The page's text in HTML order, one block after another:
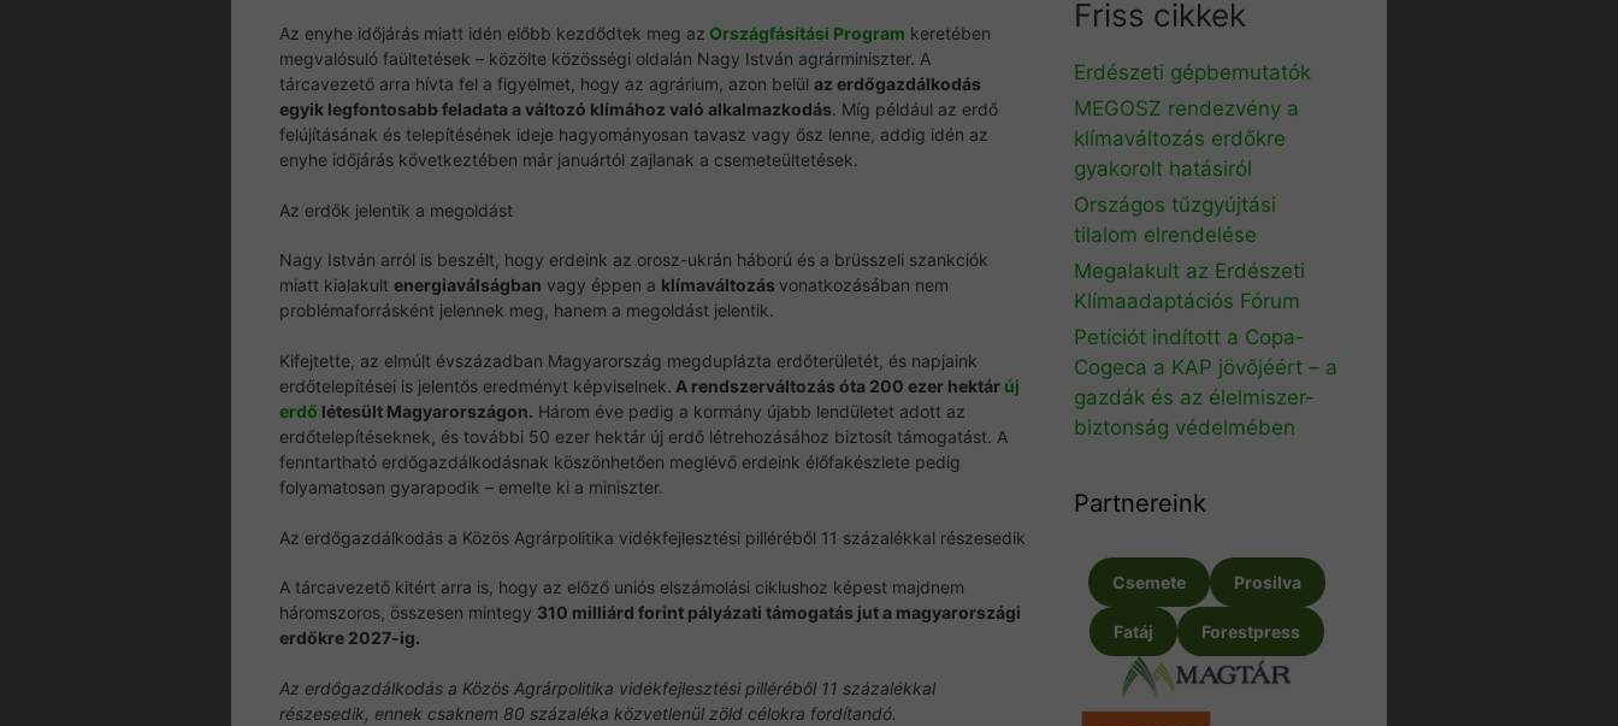
Az enyhe időjárás miatt idén előbb kezdődtek meg az Országfásítási Program keretében
megvalósuló faültetések – közölte közösségi oldalán Nagy István agrárminiszter. A
tárcavezető arra hívta fel a figyelmet, hogy az agrárium, azon belül az erdőgazdálkodás
egyik legfontosabb feladata a változó klímához való alkalmazkodás. Míg például az erdő
felújításának és telepítésének ideje hagyományosan tavasz vagy ősz lenne, addig idén az
enyhe időjárás következtében már januártól zajlanak a csemeteültetések.
Az erdők jelentik a megoldást
Nagy István arról is beszélt, hogy erdeink az orosz-ukrán háború és a brüsszeli szankciók
miatt kialakult energiaválságban vagy éppen a klímaváltozás vonatkozásában nem
problémaforrásként jelennek meg, hanem a megoldást jelentik.
Kifejtette, az elmúlt évszázadban Magyarország megduplázta erdőterületét, és napjaink
erdőtelepítései is jelentős eredményt képviselnek. A rendszerváltozás óta 200 ezer hektár új
erdő létesült Magyarországon. Három éve pedig a kormány újabb lendületet adott az
erdőtelepítéseknek, és további 50 ezer hektár új erdő létrehozásához biztosít támogatást. A
fenntartható erdőgazdálkodásnak köszönhetően meglévő erdeink élőfakészlete pedig
folyamatosan gyarapodik – emelte ki a miniszter.
Az erdőgazdálkodás a Közös Agrárpolitika vidékfejlesztési pilléréből 11 százalékkal részesedik
A tárcavezető kitért arra is, hogy az előző uniós elszámolási ciklushoz képest majdnem
háromszoros, összesen mintegy 310 milliárd forint pályázati támogatás jut a magyarországi
erdőkre 2027-ig.
Az erdőgazdálkodás a Közös Agrárpolitika vidékfejlesztési pilléréből 11 százalékkal
részesedik, ennek csaknem 80 százaléka közvetlenül zöld célokra fordítandó.
Friss cikkek
Erdészeti gépbemutatók
MEGOSZ rendezvény a
klímaváltozás erdőkre
gyakorolt hatásiról
Országos tűzgyújtási
tilalom elrendelése
Megalakult az Erdészeti
Klímaadaptációs Fórum
Petíciót indított a Copa-
Cogeca a KAP jövőjéért – a
gazdák és az élelmiszer-
biztonság védelmében
Partnereink
Csemete Prosilva
Fatáj Forestpress